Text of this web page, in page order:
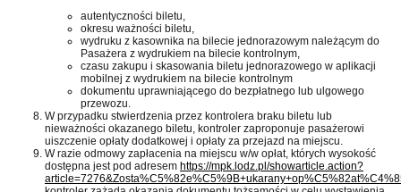
autentyczności biletu,
okresu ważności biletu,
wydruku z kasownika na bilecie jednorazowym należącym do
Pasażera z wydrukiem na bilecie kontrolnym,
czasu zakupu i skasowania biletu jednorazowego w aplikacji
mobilnej z wydrukiem na bilecie kontrolnym
dokumentu uprawniającego do bezpłatnego lub ulgowego
przewozu.
W przypadku stwierdzenia przez kontrolera braku biletu lub
nieważności okazanego biletu, kontroler zaproponuje pasażerowi
uiszczenie opłaty dodatkowej i opłaty za przejazd na miejscu.
W razie odmowy zapłacenia na miejscu w/w opłat, których wysokość
dostępna jest pod adresem https://mpk.lodz.pl/showarticle.action?